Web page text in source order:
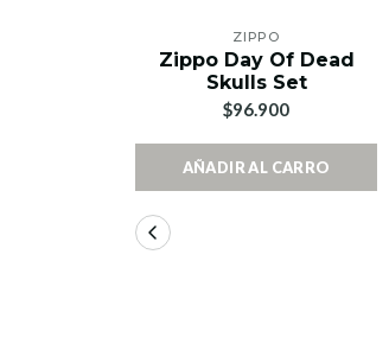
ZIPPO
Zippo Day Of Dead
Skulls Set
$96.900
AÑADIR AL CARRO